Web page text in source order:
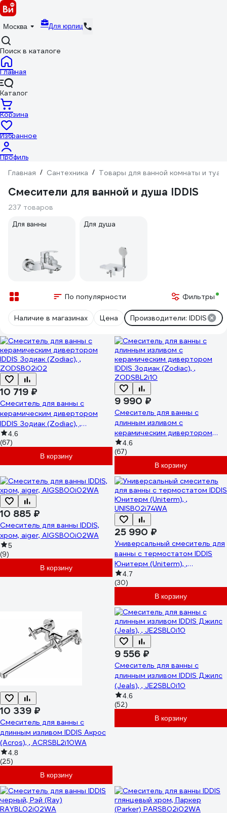
Москва Для юрлиц
Поиск в каталоге
Главная
Каталог
Корзина
Избранное
Профиль
Главная / Сантехника / Товары для ванной комнаты и
Смесители для ванной и душа IDDIS
237 товаров
Для ванны Для душа
По популярности Фильтры
Наличие в магазинах Цена Производители: IDDIS
10 719 ₽
Смеситель для ванны с
керамическим дивертором
IDDIS Зодиак (Zodiac), ,
ZODSB02i02
4.6
(67)
В корзину
9 990 ₽
Смеситель для ванны с
длинным изливом с
керамическим дивертором
IDDIS Зодиак (Zodiac), ,
ZODSBL2i10
4.6
(67)
В корзину
10 885 ₽
Смеситель для ванны IDDIS,
хром, aiger, AIGSB00i02WA
5
(9)
В корзину
25 990 ₽
Универсальный смеситель для
ванны с термостатом IDDIS
Юнитерм (Uniterm), ,
UNISB02i74WA
4.7
(30)
В корзину
10 339 ₽
Смеситель для ванны с
длинным изливом IDDIS Акрос
(Acros), , ACRSBL2i10WA
4.8
(25)
В корзину
9 556 ₽
Смеситель для ванны с
длинным изливом IDDIS Джилс
(Jeals), , JE2SBL0i10
4.6
(52)
В корзину